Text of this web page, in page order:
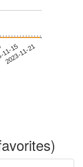
15
2023-11-21